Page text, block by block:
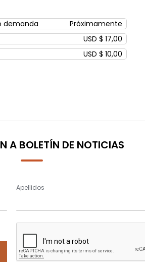
demanda
Próximamente
USD $ 17,00
USD $ 10,00
A BOLETÍN DE NOTICIAS
Apellidos